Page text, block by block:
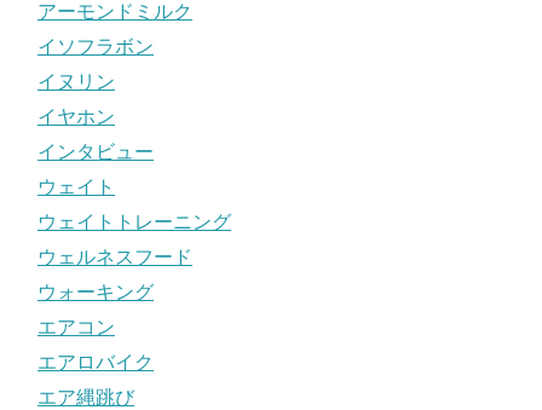
アーモンドミルク
イソフラボン
イヌリン
イヤホン
インタビュー
ウェイト
ウェイトトレーニング
ウェルネスフード
ウォーキング
エアコン
エアロバイク
エア縄跳び